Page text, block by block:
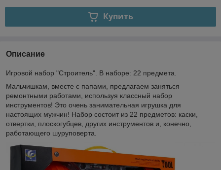
Купить
Описание
Игровой набор "Строитель". В наборе: 22 предмета.
Мальчишкам, вместе с папами, предлагаем заняться
ремонтными работами, используя классный набор
инструментов! Это очень занимательная игрушка для
настоящих мужчин! Набор состоит из 22 предметов: каски,
отвертки, плоскогубцев, других инструментов и, конечно,
работающего шуруповерта.